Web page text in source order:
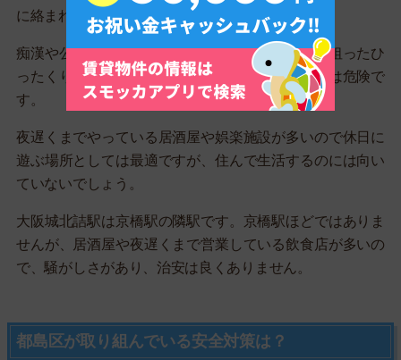
に絡まれる可能性も高いです。
痴漢や公然わいせつのほかにも、手提げかばんを狙ったひ
ったくり事件も起きているので、女性の一人歩きは危険で
す。
夜遅くまでやっている居酒屋や娯楽施設が多いので休日に
遊ぶ場所としては最適ですが、住んで生活するのには向い
ていないでしょう。
大阪城北詰駅は京橋駅の隣駅です。京橋駅ほどではありま
せんが、居酒屋や夜遅くまで営業している飲食店が多いの
で、騒がしさがあり、治安は良くありません。
都島区が取り組んでいる安全対策は？